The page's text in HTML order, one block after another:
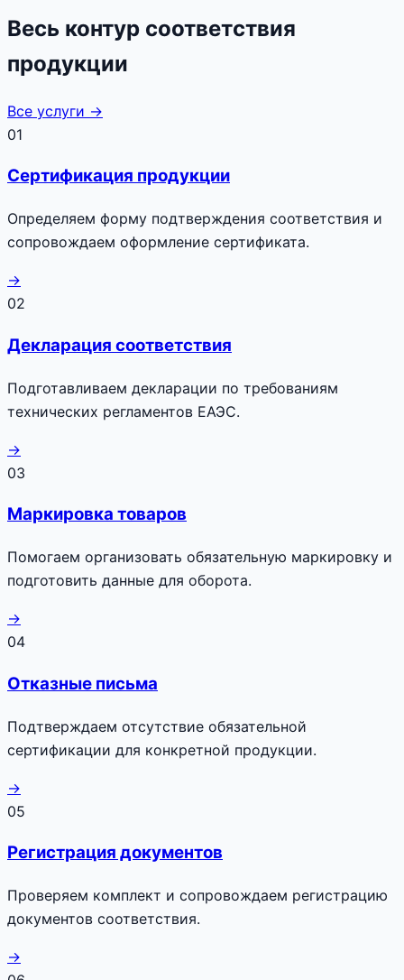
Весь контур соответствия
продукции
Все услуги →
01
Сертификация продукции
Определяем форму подтверждения соответствия и
сопровождаем оформление сертификата.
→
02
Декларация соответствия
Подготавливаем декларации по требованиям
технических регламентов ЕАЭС.
→
03
Маркировка товаров
Помогаем организовать обязательную маркировку и
подготовить данные для оборота.
→
04
Отказные письма
Подтверждаем отсутствие обязательной
сертификации для конкретной продукции.
→
05
Регистрация документов
Проверяем комплект и сопровождаем регистрацию
документов соответствия.
→